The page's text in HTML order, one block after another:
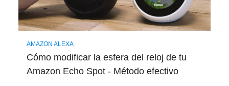
AMAZON ALEXA
Cómo modificar la esfera del reloj de tu
Amazon Echo Spot - Método efectivo